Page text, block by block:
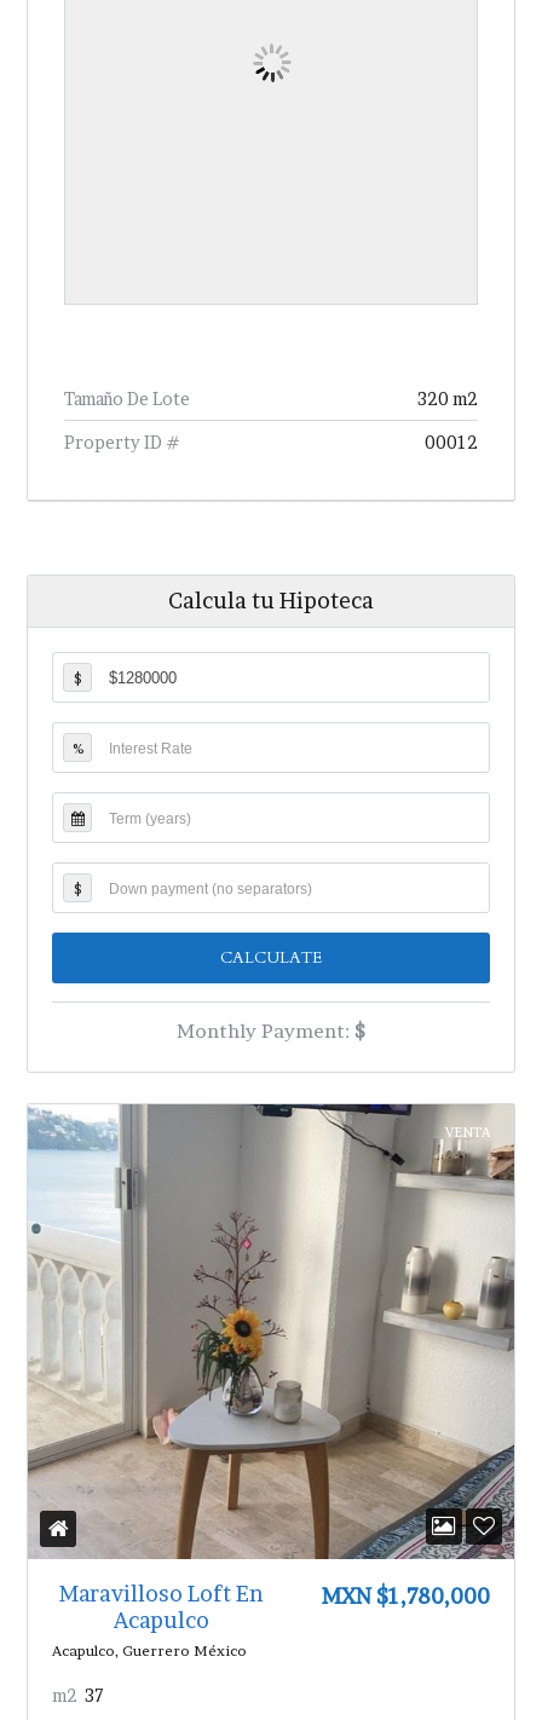
Tamaño De Lote 320 m2
Property ID # 00012
Calcula tu Hipoteca
$
%
$
Monthly Payment: $
VENTA
Maravilloso Loft En
Acapulco
Acapulco, Guerrero México
MXN $1,780,000
m2 37